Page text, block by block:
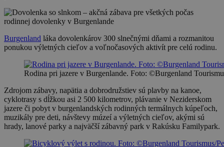
Burgenland láka dovolenkárov 300 slnečnými dňami a rozmanitou
ponukou výletných cieľov a voľnočasových aktivít pre celú rodinu.
Rodina pri jazere v Burgenlande. Foto: ©Burgenland
Zdrojom zábavy, napätia a dobrodružstiev sú plavby na kanoe,
cyklotrasy s dĺžkou asi 2 500 kilometrov, plávanie v Neziderskom
jazere či pobyt v burgenlandských rodinných termálnych kúpeľoch,
muzikály pre deti, návštevy múzeí a výletných cieľov, akými sú
hrady, lanové parky a najväčší zábavný park v Rakúsku Familypark.